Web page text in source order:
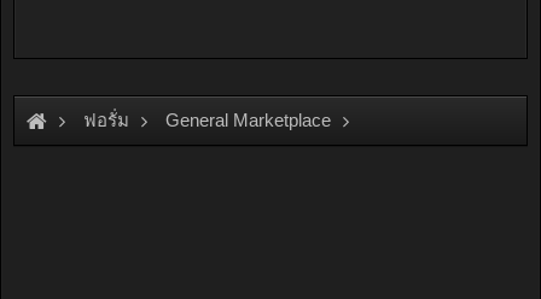
ฟอรั่ม General Marketplace